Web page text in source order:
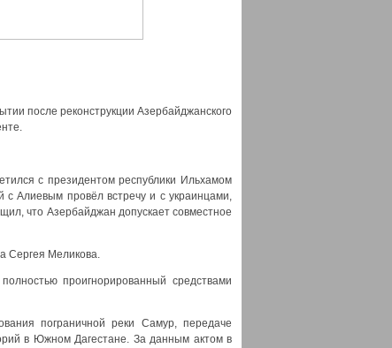
после реконструкции Азербайджанского
с президентом республики Ильхамом
с Алиевым провёл встречу и с украинцами,
что Азербайджан допускает совместное
Сергея Меликова.
проигнорированный средствами
пограничной реки Самур, передаче
в Южном Дагестане. За данным актом в